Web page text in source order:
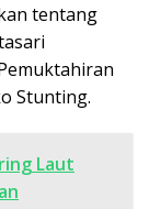
tentang
Stunting.
Laut